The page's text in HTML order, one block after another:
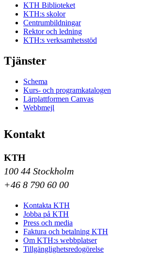
KTH Biblioteket
KTH:s skolor
Centrumbildningar
Rektor och ledning
KTH:s verksamhetsstöd
Tjänster
Schema
Kurs- och programkatalogen
Lärplattformen Canvas
Webbmejl
Kontakt
KTH
100 44 Stockholm
+46 8 790 60 00
Kontakta KTH
Jobba på KTH
Press och media
Faktura och betalning KTH
Om KTH:s webbplatser
Tillgänglighetsredogörelse